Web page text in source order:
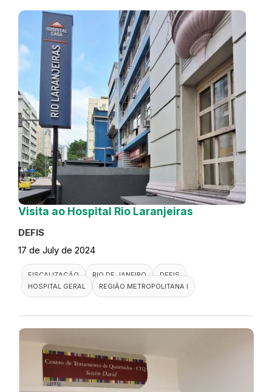
Visita ao Hospital Rio Laranjeiras
DEFIS
17 de July de 2024
FISCALIZAÇÃO RIO DE JANEIRO
DEFIS
HOSPITAL GERAL
REGIÃO METROPOLITANA I